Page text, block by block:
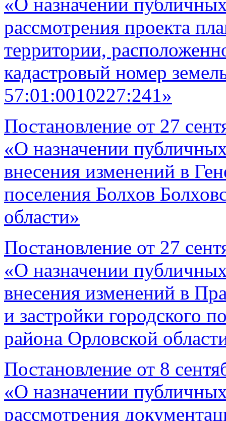
«О назначении
рассмотрения проекта
территории,
кадастровый номер
57:01:0010227:241»
Постановление от 27
«О назначении
внесения изменений в
поселения Болхов
области»
Постановление от 27
«О назначении
внесения изменений в
и застройки городского
района Орловской
Постановление от 8
«О назначении
рассмотрения